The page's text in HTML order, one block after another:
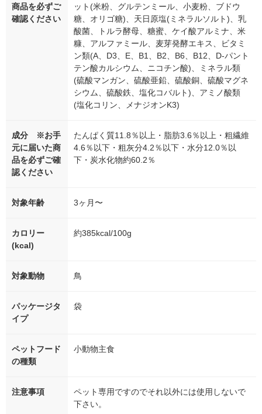
商品を必ずご
確認ください
ット(米粉、グルテンミール、小麦粉、ブドウ
糖、オリゴ糖)、天日原塩(ミネラルソルト)、乳
酸菌、トルラ酵母、糖蜜、ケイ酸アルミナ、米
糠、アルファミール、麦芽発酵エキス、ビタミ
ン類(A、D3、E、B1、B2、B6、B12、D-パント
テン酸カルシウム、ニコチン酸)、ミネラル類
(硫酸マンガン、硫酸亜鉛、硫酸銅、硫酸マグネ
シウム、硫酸鉄、塩化コバルト)、アミノ酸類
(塩化コリン、メナジオンK3)
成分 ※お手
元に届いた商
品を必ずご確
認ください
たんぱく質11.8％以上・脂肪3.6％以上・粗繊維
4.6％以下・粗灰分4.2％以下・水分12.0％以
下・炭水化物約60.2％
対象年齢 3ヶ月〜
カロリー
(kcal)
約385kcal/100g
対象動物 鳥
パッケージタ
イプ
袋
ペットフード
の種類
小動物主食
注意事項
ペット専用ですのでそれ以外には使用しないで
下さい。